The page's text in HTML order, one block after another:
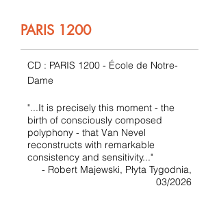
PARIS 1200
CD : PARIS 1200 - École de Notre-
Dame
"...It is precisely this moment - the
birth of consciously composed
polyphony - that Van Nevel
reconstructs with remarkable
consistency and sensitivity..."
- Robert Majewski, Płyta Tygodnia,
03/2026